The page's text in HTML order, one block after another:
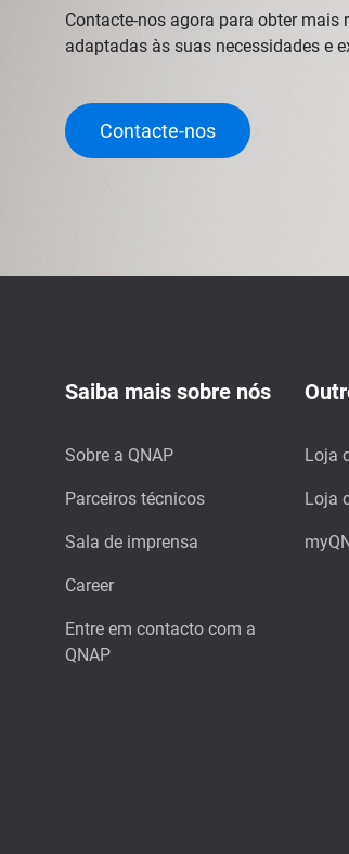
Contacte-nos agora para obter
adaptadas às suas necessidades e
Contacte-nos
Saiba mais sobre nós
Sobre a QNAP
Parceiros técnicos
Sala de imprensa
Career
Entre em contacto com a
QNAP
Loja
Loja